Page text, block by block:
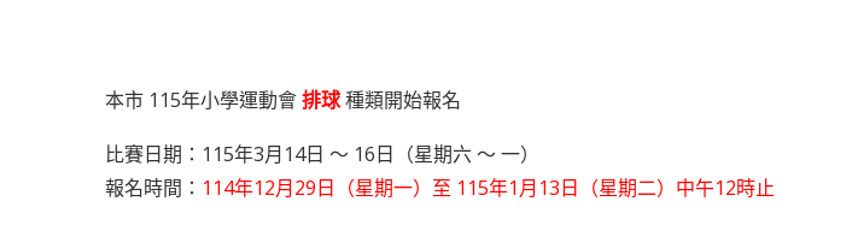
本市 115年小學運動會排球種類開始報名
比賽日期：115年3月14日 ～ 16日（星期六 ～ 一）
報名時間： 114年12月29日（星期一）至 115年1月13日（星期二）中午12時止